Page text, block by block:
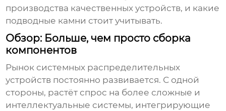
производства качественных устройств, и какие
подводные камни стоит учитывать.
Обзор: Больше, чем просто сборка
компонентов
Рынок системных распределительных
устройств постоянно развивается. С одной
стороны, растёт спрос на более сложные и
интеллектуальные системы, интегрирующие